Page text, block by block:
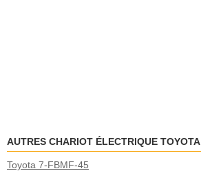
AUTRES CHARIOT ÉLECTRIQUE TOYOTA
Toyota 7-FBMF-45